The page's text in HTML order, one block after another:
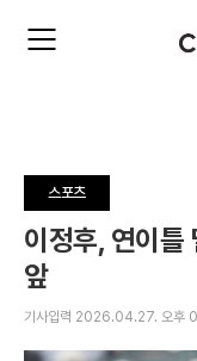
주
뉴
펼
치
기
스포츠
이정후, 연이
앞
기사입력 2026.04.27. 오후